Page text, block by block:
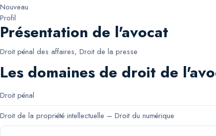
Nouveau
Profil
Présentation de l'avocat
Droit pénal des affaires, Droit de la presse
Les domaines de droit de
Droit pénal
Droit de la propriété intellectuelle – Droit du numérique